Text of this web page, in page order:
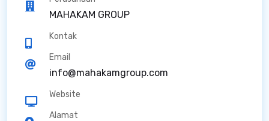
MAHAKAM GROUP
Kontak
Email
info@mahakamgroup.com
Website
Alamat